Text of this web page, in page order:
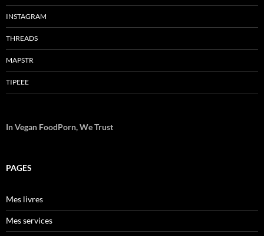
INSTAGRAM
THREADS
MAPSTR
TIPEEE
In Vegan FoodPorn, We Trust
PAGES
Mes livres
Mes services